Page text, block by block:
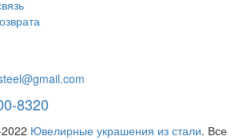
8320
Ювелирные украшения из стали. Все